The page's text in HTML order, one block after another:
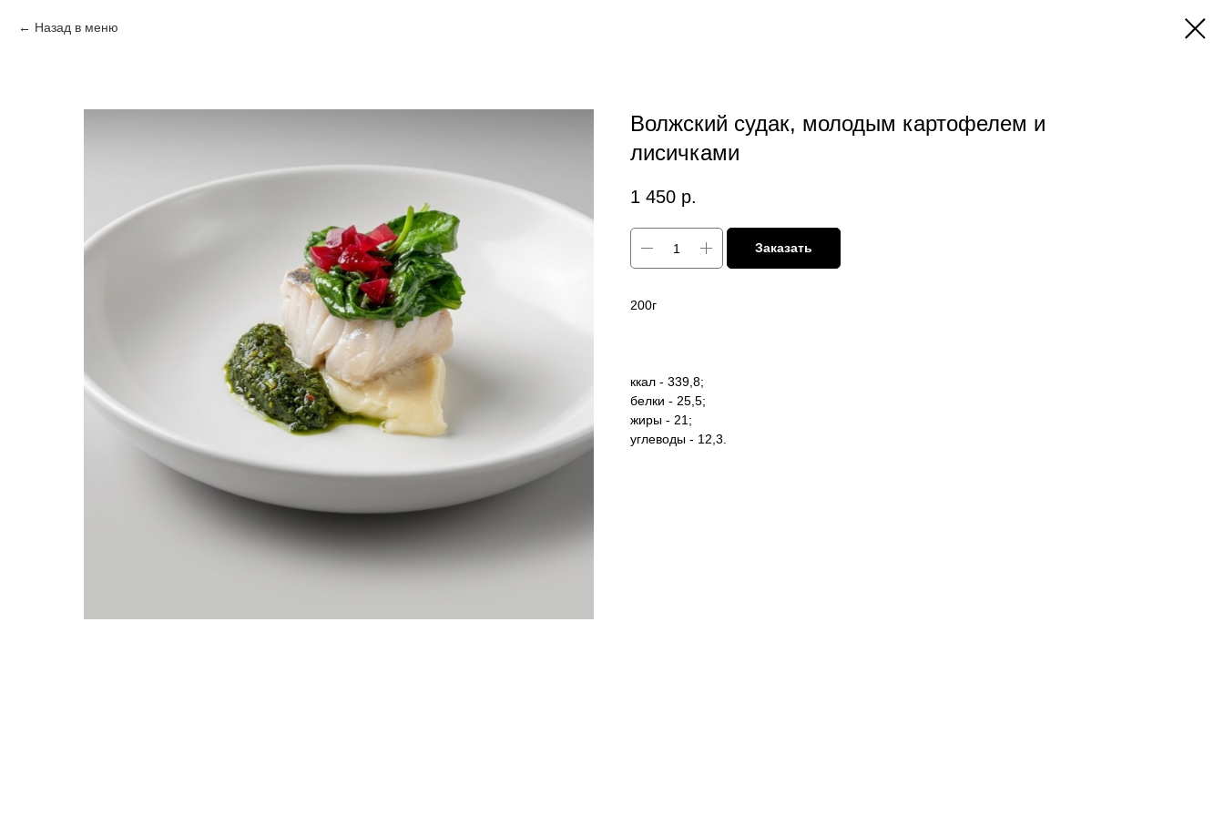
Назад в меню
Волжский судак, молодым картофелем и
лисичками
1 450 р.
Заказать
200г
ккал - 339,8;
белки - 25,5;
жиры - 21;
углеводы - 12,3.